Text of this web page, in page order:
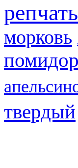
морковь
твердый